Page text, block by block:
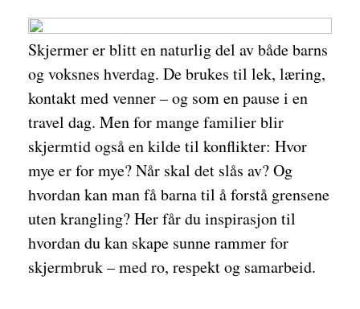
Skjermer er blitt en naturlig del av både barns
og voksnes hverdag. De brukes til lek, læring,
kontakt med venner – og som en pause i en
travel dag. Men for mange familier blir
skjermtid også en kilde til konflikter: Hvor
mye er for mye? Når skal det slås av? Og
hvordan kan man få barna til å forstå grensene
uten krangling? Her får du inspirasjon til
hvordan du kan skape sunne rammer for
skjermbruk – med ro, respekt og samarbeid.